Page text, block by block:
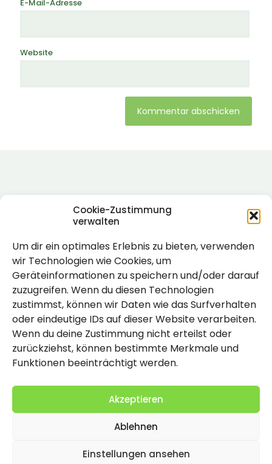
Cookie-Zustimmung
verwalten
Um dir ein optimales Erlebnis zu bieten, verwenden
wir Technologien wie Cookies, um
Geräteinformationen zu speichern und/oder darauf
zuzugreifen. Wenn du diesen Technologien
zustimmst, können wir Daten wie das Surfverhalten
oder eindeutige IDs auf dieser Website verarbeiten.
Wenn du deine Zustimmung nicht erteilst oder
zurückziehst, können bestimmte Merkmale und
Funktionen beeinträchtigt werden.
Akzeptieren
Ablehnen
Einstellungen ansehen
E-Mail-Adresse
Website
Rechtlich
Impressum
Datenschutzerklärung
Cookie-Richtlinie (EU)